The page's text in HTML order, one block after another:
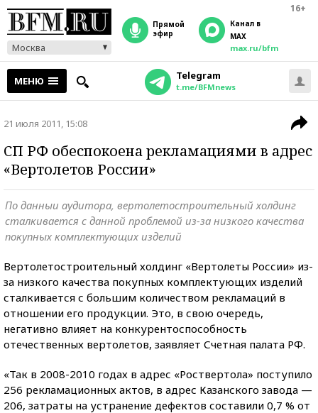
16+
Москва
прямой
эфир
Канал в
MAX
max.ru/bfm
МЕНЮ Telegram
t.me/BFMnews
21 июля 2011, 15:08
СП РФ обеспокоена рекламациями в адрес
«Вертолетов России»
По данныи аудитора, вертолетостроительный холдинг
сталкивается с данной проблемой из-за низкого качества
покупных комплектующих изделий
Вертолетостроительный холдинг «Вертолеты России» из-
за низкого качества покупных комплектующих изделий
сталкивается с большим количеством рекламаций в
отношении его продукции. Это, в свою очередь,
негативно влияет на конкурентоспособность
отечественных вертолетов, заявляет Счетная палата РФ.
«Так в 2008-2010 годах в адрес «Роствертола» поступило
256 рекламационных актов, в адрес Казанского завода —
206, затраты на устранение дефектов составили 0,7 % от